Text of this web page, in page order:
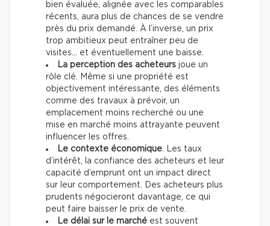
bien évaluée, alignée avec les comparables
récents, aura plus de chances de se vendre
près du prix demandé. À l’inverse, un prix
trop ambitieux peut entraîner peu de
visites… et éventuellement une baisse.
La perception des acheteurs joue un
rôle clé. Même si une propriété est
objectivement intéressante, des éléments
comme des travaux à prévoir, un
emplacement moins recherché ou une
mise en marché moins attrayante peuvent
influencer les offres.
Le contexte économique. Les taux
d’intérêt, la confiance des acheteurs et leur
capacité d’emprunt ont un impact direct
sur leur comportement. Des acheteurs plus
prudents négocieront davantage, ce qui
peut faire baisser le prix de vente.
Le délai sur le marché est souvent